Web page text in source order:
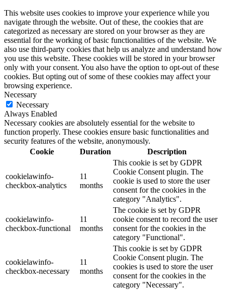
This website uses cookies to improve your experience while you
navigate through the website. Out of these, the cookies that are
categorized as necessary are stored on your browser as they are
essential for the working of basic functionalities of the website. We
also use third-party cookies that help us analyze and understand how
you use this website. These cookies will be stored in your browser
only with your consent. You also have the option to opt-out of these
cookies. But opting out of some of these cookies may affect your
browsing experience.
Necessary
Necessary
Always Enabled
Necessary cookies are absolutely essential for the website to
function properly. These cookies ensure basic functionalities and
security features of the website, anonymously.
Cookie
Duration Description
cookielawinfo-
checkbox-analytics
11
months
This cookie is set by GDPR
Cookie Consent plugin. The
cookie is used to store the user
consent for the cookies in the
category "Analytics".
cookielawinfo-
checkbox-functional
11
months
The cookie is set by GDPR
cookie consent to record the user
consent for the cookies in the
category "Functional".
cookielawinfo-
checkbox-necessary
11
months
This cookie is set by GDPR
Cookie Consent plugin. The
cookies is used to store the user
consent for the cookies in the
category "Necessary".